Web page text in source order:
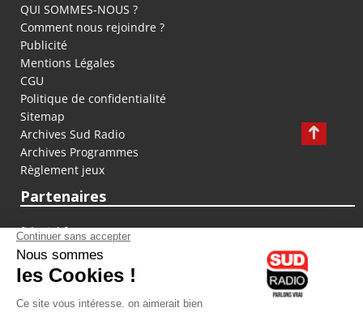
QUI SOMMES-NOUS ?
Comment nous rejoindre ?
Publicité
Mentions Légales
CGU
Politique de confidentialité
Sitemap
Archives Sud Radio
Archives Programmes
Règlement jeux
Partenaires
fiducial.fr
lyoncapitale.fr
olympique-et-lyonnais.com
L'application Iphone / Android